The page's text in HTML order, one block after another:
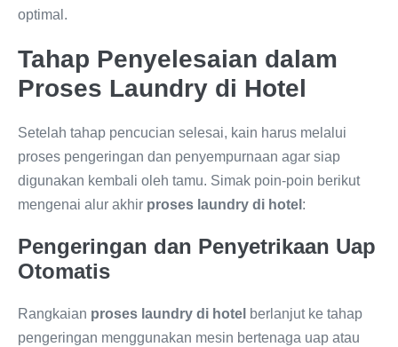
optimal.
Tahap Penyelesaian dalam
Proses Laundry di Hotel
Setelah tahap pencucian selesai, kain harus melalui
proses pengeringan dan penyempurnaan agar siap
digunakan kembali oleh tamu. Simak poin-poin berikut
mengenai alur akhir proses laundry di hotel :
Pengeringan dan Penyetrikaan Uap
Otomatis
Rangkaian proses laundry di hotel berlanjut ke tahap
pengeringan menggunakan mesin bertenaga uap atau